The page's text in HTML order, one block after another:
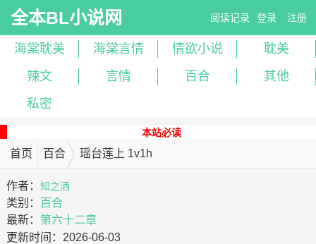
全本BL小说网 阅读记录 登录 注册
海棠耽美 海棠言情 情欲小说
耽美
辣文
言情 百合
其他
私密
本站必读
首页 百合 瑶台莲上 1v1h
作者：知之酒
类别： 百合
最新： 第六十二章
更新时间： 2026-06-03